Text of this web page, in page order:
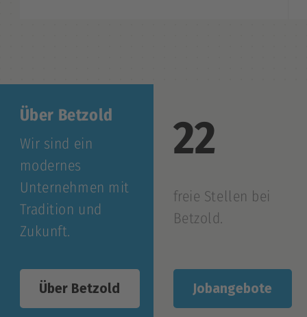
Über Betzold
Wir sind ein
modernes
Unternehmen mit
Tradition und
Zukunft.
Über Betzold
22
freie Stellen bei
Betzold.
Jobangebote